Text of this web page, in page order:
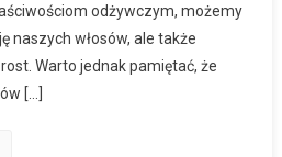
odżywczym, możemy
naszych włosów, ale także
Warto jednak pamiętać, że
[…]